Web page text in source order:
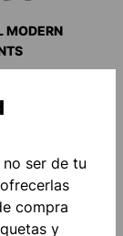
MODERN
ser de tu
compra
y